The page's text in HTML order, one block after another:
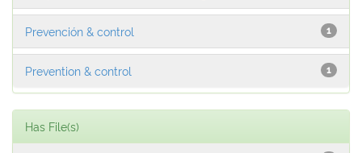
1
Prevención & control
1
Prevention & control
Has File(s)